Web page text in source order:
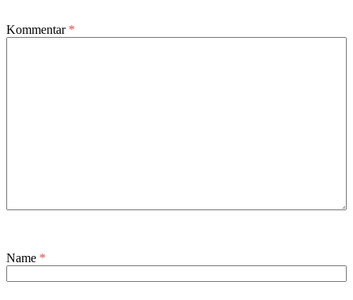
Kommentar *
Name *